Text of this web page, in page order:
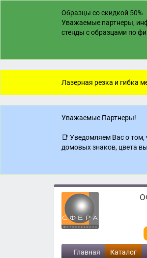
Образцы со скидкой 50%
Уважаемые партнеры,
стенды с образцами по
Лазерная резка и гибка
Уважаемые Партнеры!
📑 Уведомляем Вас о том,
домовых знаков, цвета
Главная Каталог